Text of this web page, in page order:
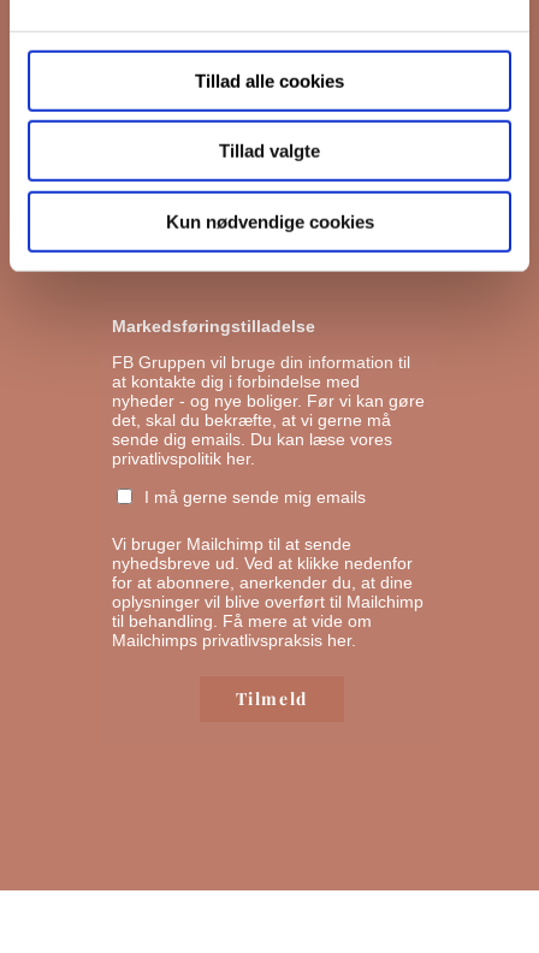
Tillad alle cookies
Tillad valgte
Kun nødvendige cookies
Ejerboliger
Lejeboliger
Andelsboliger
Markedsføringstilladelse
FB Gruppen vil bruge din information til
at kontakte dig i forbindelse med
nyheder - og nye boliger. Før vi kan gøre
det, skal du bekræfte, at vi gerne må
sende dig emails. Du kan læse vores
privatlivspolitik her.
I må gerne sende mig emails
Vi bruger Mailchimp til at sende
nyhedsbreve ud. Ved at klikke nedenfor
for at abonnere, anerkender du, at dine
oplysninger vil blive overført til Mailchimp
til behandling. Få mere at vide om
Mailchimps privatlivspraksis her.